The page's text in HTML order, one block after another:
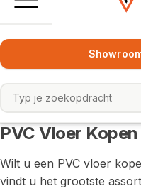
PVC Vloer Kopen
Wilt u een PVC vloer
vindt u het grootste